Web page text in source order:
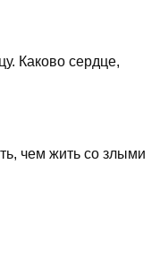
Каково сердце,
чем жить со злыми